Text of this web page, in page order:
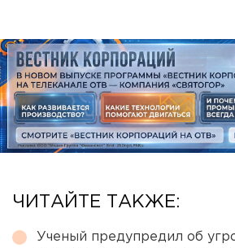
ЧИТАЙТЕ ТАКЖЕ:
Ученый предупредил об